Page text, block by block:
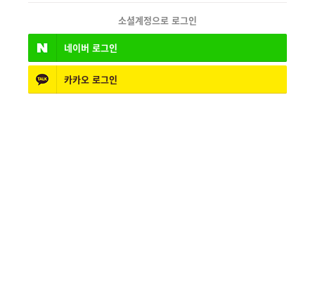
소셜계정으로 로그인
네이버 로그인
카카오 로그인